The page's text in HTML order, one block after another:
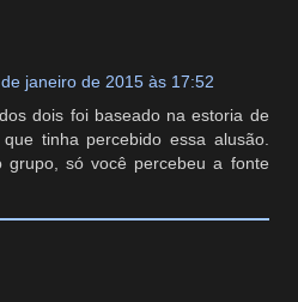
janeiro de 2015 às 17:52
dois foi baseado na estoria de
tinha percebido essa alusão.
grupo, só você percebeu a fonte